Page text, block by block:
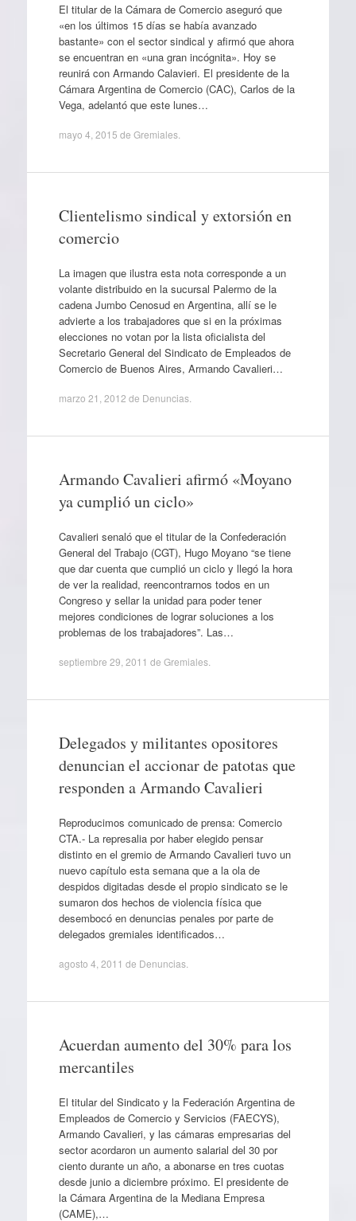
El titular de la Cámara de Comercio aseguró que
«en los últimos 15 días se había avanzado
bastante» con el sector sindical y afirmó que ahora
se encuentran en «una gran incógnita». Hoy se
reunirá con Armando Calavieri. El presidente de la
Cámara Argentina de Comercio (CAC), Carlos de la
Vega, adelantó que este lunes…
mayo 4, 2015 de Gremiales.
Clientelismo sindical y extorsión en
comercio
La imagen que ilustra esta nota corresponde a un
volante distribuido en la sucursal Palermo de la
cadena Jumbo Cenosud en Argentina, allí se le
advierte a los trabajadores que si en la próximas
elecciones no votan por la lista oficialista del
Secretario General del Sindicato de Empleados de
Comercio de Buenos Aires, Armando Cavalieri…
marzo 21, 2012 de Denuncias.
Armando Cavalieri afirmó «Moyano
ya cumplió un ciclo»
Cavalieri senaló que el titular de la Confederación
General del Trabajo (CGT), Hugo Moyano “se tiene
que dar cuenta que cumplió un ciclo y llegó la hora
de ver la realidad, reencontrarnos todos en un
Congreso y sellar la unidad para poder tener
mejores condiciones de lograr soluciones a los
problemas de los trabajadores”. Las…
septiembre 29, 2011 de Gremiales.
Delegados y militantes opositores
denuncian el accionar de patotas que
responden a Armando Cavalieri
Reproducimos comunicado de prensa: Comercio
CTA.- La represalia por haber elegido pensar
distinto en el gremio de Armando Cavalieri tuvo un
nuevo capítulo esta semana que a la ola de
despidos digitadas desde el propio sindicato se le
sumaron dos hechos de violencia física que
desembocó en denuncias penales por parte de
delegados gremiales identificados…
agosto 4, 2011 de Denuncias.
Acuerdan aumento del 30% para los
mercantiles
El titular del Sindicato y la Federación Argentina de
Empleados de Comercio y Servicios (FAECYS),
Armando Cavalieri, y las cámaras empresarias del
sector acordaron un aumento salarial del 30 por
ciento durante un año, a abonarse en tres cuotas
desde junio a diciembre próximo. El presidente de
la Cámara Argentina de la Mediana Empresa
(CAME),…